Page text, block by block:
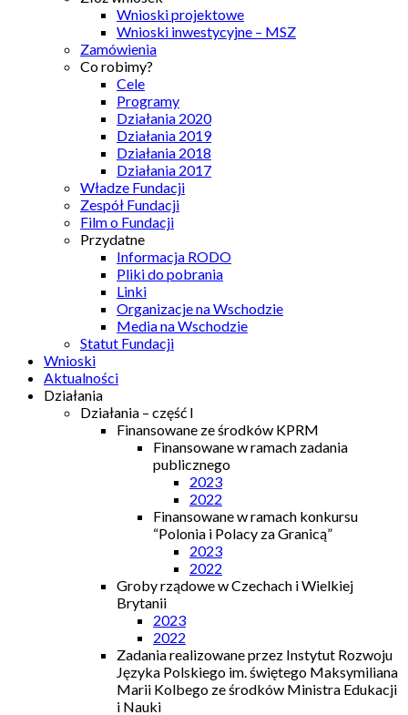
Wnioski projektowe
Wnioski inwestycyjne – MSZ
Zamówienia
Co robimy?
Cele
Programy
Działania 2020
Działania 2019
Działania 2018
Działania 2017
Władze Fundacji
Zespół Fundacji
Film o Fundacji
Przydatne
Informacja RODO
Pliki do pobrania
Linki
Organizacje na Wschodzie
Media na Wschodzie
Statut Fundacji
Wnioski
Aktualności
Działania
Działania – część I
Finansowane ze środków KPRM
Finansowane w ramach zadania
publicznego
2023
2022
Finansowane w ramach konkursu
“Polonia i Polacy za Granicą”
2023
2022
Groby rządowe w Czechach i Wielkiej
Brytanii
2023
2022
Zadania realizowane przez Instytut Rozwoju
Języka Polskiego im. świętego Maksymiliana
Marii Kolbego ze środków Ministra Edukacji
i Nauki